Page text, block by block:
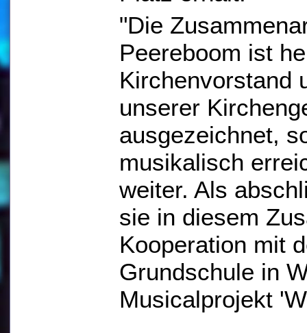
"Die
Peereboom ist
Kirchenvorstand
unserer
ausgezeichnet,
musikalisch
weiter. Als
sie in diesem
Kooperation mit
Grundschule in
Musicalprojekt